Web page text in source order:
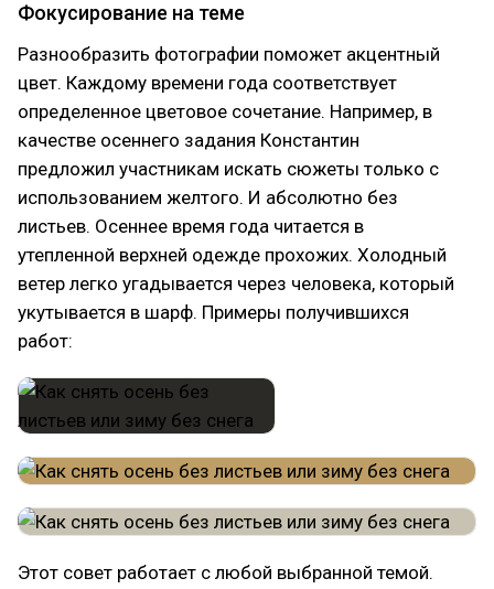
Фокусирование на теме
Разнообразить фотографии поможет акцентный
цвет. Каждому времени года соответствует
определенное цветовое сочетание. Например, в
качестве осеннего задания Константин
предложил участникам искать сюжеты только с
использованием желтого. И абсолютно без
листьев. Осеннее время года читается в
утепленной верхней одежде прохожих. Холодный
ветер легко угадывается через человека, который
укутывается в шарф. Примеры получившихся
работ:
Этот совет работает с любой выбранной темой.